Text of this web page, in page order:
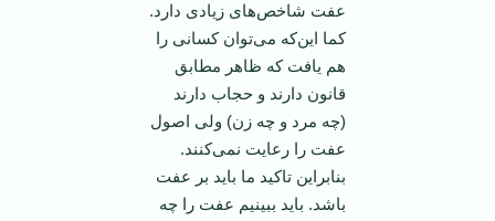
عفت شاخص‌های زیادی دارد.
کما این‌که می‌توان کسانی را
هم یافت که ظاهر مطابق
قانون دارند و حجاب دارند
(چه مرد و چه زن) ولی اصول
عفت را رعایت نمی‌کنند.
بنابراین تاکید ما باید بر عفت
باشد. باید ببینیم عفت را چه